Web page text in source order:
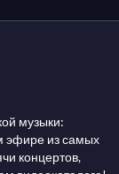
музыки:
эфире из самых
концертов,